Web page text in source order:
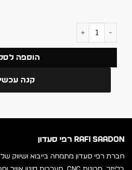
כמות של מכשיר ידני לכיפוף
הוספה
קנה
RAFI SAADON רפי סעדון
חברת רפי סעדון מתמחה בייבוא ושיווק של